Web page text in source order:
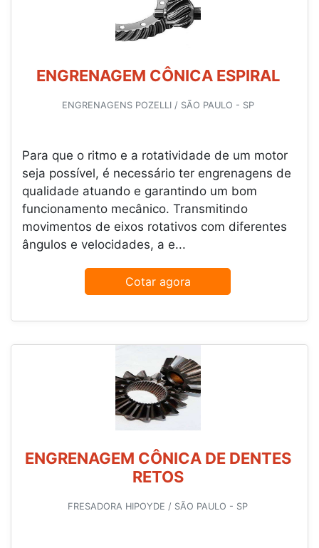
ENGRENAGEM CÔNICA ESPIRAL
ENGRENAGENS POZELLI / SÃO PAULO - SP
Para que o ritmo e a rotatividade de um motor
seja possível, é necessário ter engrenagens de
qualidade atuando e garantindo um bom
funcionamento mecânico. Transmitindo
movimentos de eixos rotativos com diferentes
ângulos e velocidades, a e...
Cotar agora
ENGRENAGEM CÔNICA DE DENTES
RETOS
FRESADORA HIPOYDE / SÃO PAULO - SP